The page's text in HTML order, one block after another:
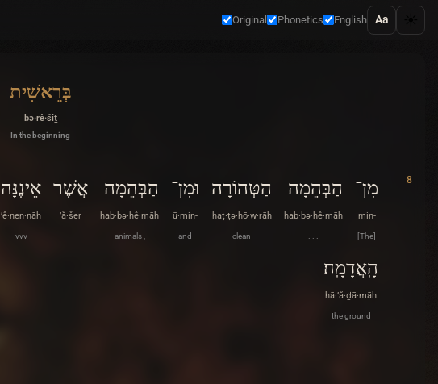
Original Phonetics English Aa
בְּרֵאשִׁית
bə·rê·šîṯ
In the beginning
8 מִן־
min-
[The]
הַבְּהֵמָה
hab·bə·hê·māh
. . .
הַטְּהוֹרָה
haṭ·ṭə·hō·w·rāh
clean
וּמִן־
ū·min-
and
הַבְּהֵמָה
hab·bə·hê·māh
animals ,
אֲשֶׁר
’ă·šer
-
אֵינֶנָּה
’ê·nen·nāh
vvv
הָֽאֲדָמָֽה׃
hā·’ă·ḏā·māh
the ground